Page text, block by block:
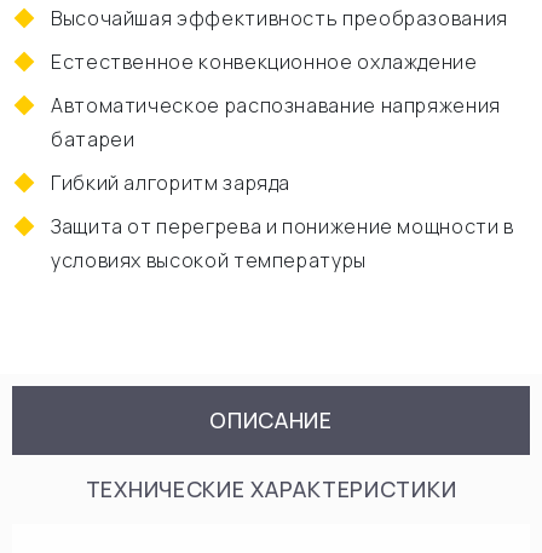
Высочайшая эффективность преобразования
Естественное конвекционное охлаждение
Автоматическое распознавание напряжения
батареи
Гибкий алгоритм заряда
Защита от перегрева и понижение мощности в
условиях высокой температуры
ОПИСАНИЕ
ТЕХНИЧЕСКИЕ ХАРАКТЕРИСТИКИ